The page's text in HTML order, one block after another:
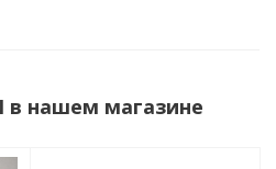
в нашем магазине